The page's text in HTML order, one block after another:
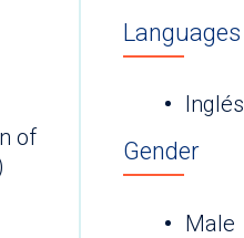
of
Languages
Inglés
Gender
Male